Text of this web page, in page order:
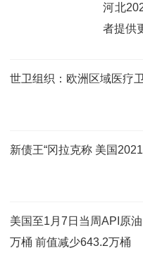
河北
者提供
世卫组织：欧洲区域医疗
新债王“冈拉克称 美国
美国至1月7日当周API原
万桶 前值减少643.2万桶